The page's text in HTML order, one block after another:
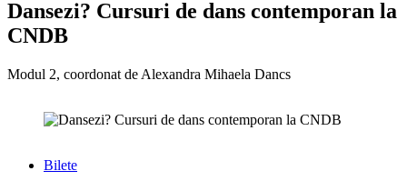
Dansezi? Cursuri de dans contemporan la
CNDB
Modul 2, coordonat de Alexandra Mihaela Dancs
Bilete